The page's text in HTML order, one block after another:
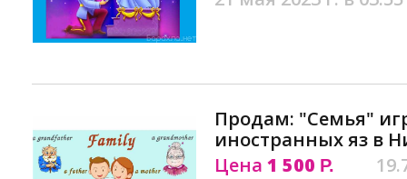
Продам: "Семья"
иностранных яз в
Цена 1 500 Р.